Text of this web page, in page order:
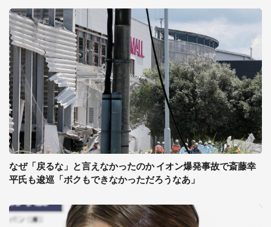
なぜ「戻るな」と言えなかったのか イオン爆発事故で斎藤幸
平氏も逡巡「ボクもできなかっただろうなあ」